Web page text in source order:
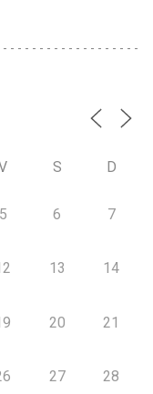
S D
5 6 7
13 14
20 21
27 28